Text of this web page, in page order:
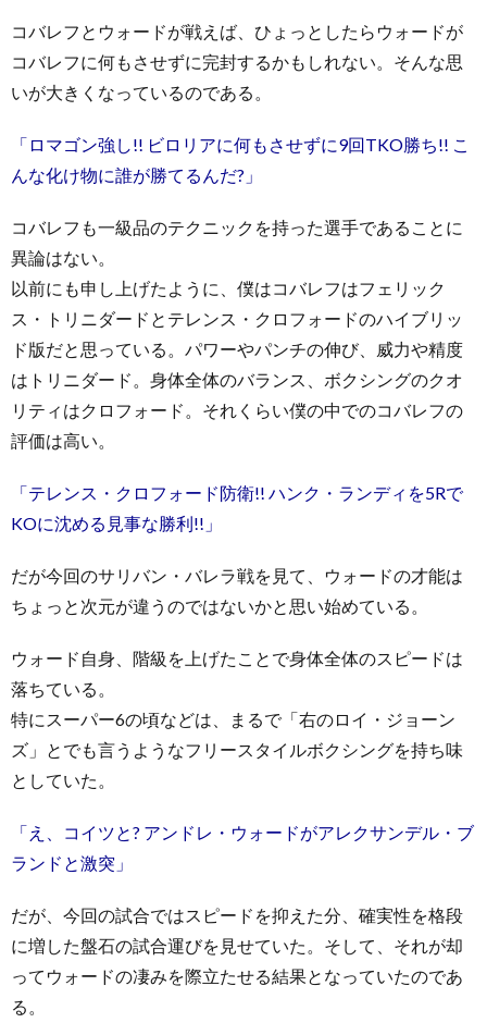
コバレフとウォードが戦えば、ひょっとしたらウォードが
コバレフに何もさせずに完封するかもしれない。そんな思
いが大きくなっているのである。
「ロマゴン強し!! ビロリアに何もさせずに9回TKO勝ち!! こ
んな化け物に誰が勝てるんだ?」
コバレフも一級品のテクニックを持った選手であることに
異論はない。
以前にも申し上げたように、僕はコバレフはフェリック
ス・トリニダードとテレンス・クロフォードのハイブリッ
ド版だと思っている。パワーやパンチの伸び、威力や精度
はトリニダード。身体全体のバランス、ボクシングのクオ
リティはクロフォード。それくらい僕の中でのコバレフの
評価は高い。
「テレンス・クロフォード防衛!! ハンク・ランディを5Rで
KOに沈める見事な勝利!!」
だが今回のサリバン・バレラ戦を見て、ウォードの才能は
ちょっと次元が違うのではないかと思い始めている。
ウォード自身、階級を上げたことで身体全体のスピードは
落ちている。
特にスーパー6の頃などは、まるで「右のロイ・ジョーン
ズ」とでも言うようなフリースタイルボクシングを持ち味
としていた。
「え、コイツと? アンドレ・ウォードがアレクサンデル・ブ
ランドと激突」
だが、今回の試合ではスピードを抑えた分、確実性を格段
に増した盤石の試合運びを見せていた。そして、それが却
ってウォードの凄みを際立たせる結果となっていたのであ
る。